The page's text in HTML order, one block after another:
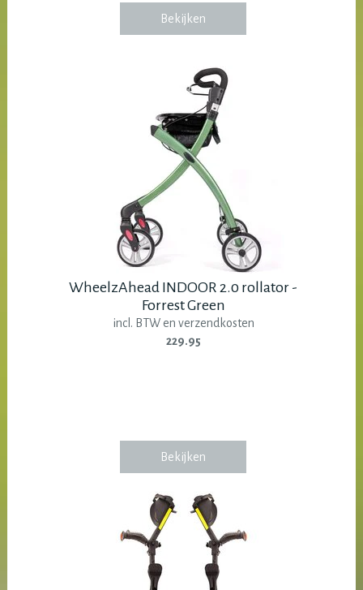
Bekijken
WheelzAhead INDOOR 2.0 rollator -
Forrest Green
incl. BTW en verzendkosten
229.95
Bekijken